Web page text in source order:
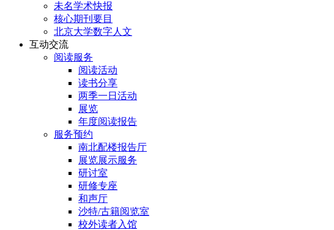
未名学术快报
核心期刊要目
北京大学数字人文
互动交流
阅读服务
阅读活动
读书分享
两季一日活动
展览
年度阅读报告
服务预约
南北配楼报告厅
展览展示服务
研讨室
研修专座
和声厅
沙特/古籍阅览室
校外读者入馆